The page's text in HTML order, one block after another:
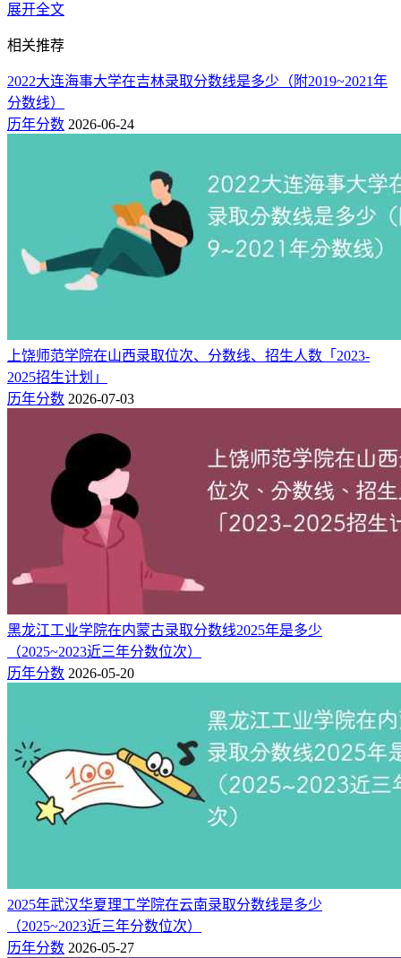
（一）广东省内
（485分）上张6分；历史类516分，同比2024年（488分）上张
28分。
1、在浙江2025年一段投档最低分：545分。
2、在甘肃2025年本科批投档最低分：物理类467分。
3、在重庆2025年本科批投档最低分：物理类525分。
4、在宁夏2025年本科批投档最低分：历史类481分，物理类
5、在湖北2025年本科批投档最低分：物理类520分。
附：2025-2024广州航海学院录取分数线一览表（对
比分差）
新高考网（快志愿）
汇总的2025年广州航海学院在全国
各省份的本科批最低录取分数线一览表，并附上2024年最低投
档线，方便2026届考生和家长横向对比、科学定位。
科目 2025最低分 2024最低分 两年分差
宁夏
481
物理类
422
甘肃 物理类 467 -
-
浙江 综合类 545 -
湖北 物理类 520 -
-
-
福建 物理类 525 -
-
山东
综合类 522 - -
新疆
理科 370 300
广东
物理类 491 485
6
历史类 516 488
展开全文
相关推荐
2022大连海事大学在吉林录取分数线是多少（附2019~2021年
分数线）
历年分数 2026-06-24
上饶师范学院在山西录取位次、分数线、招生人数「2023-
2025招生计划」
历年分数 2026-07-03
黑龙江工业学院在内蒙古录取分数线2025年是多少
（2025~2023近三年分数位次）
历年分数 2026-05-20
2025年武汉华夏理工学院在云南录取分数线是多少
（2025~2023近三年分数位次）
历年分数 2026-05-27